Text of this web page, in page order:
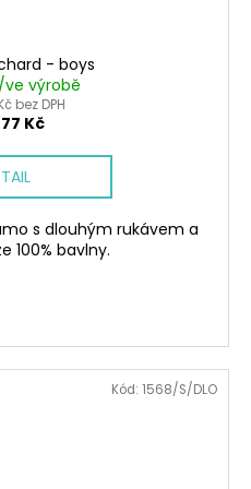
- boys
výrobě
bez DPH
Kč
s dlouhým rukávem a
100% bavlny.
Kód: 1568/S/DLO